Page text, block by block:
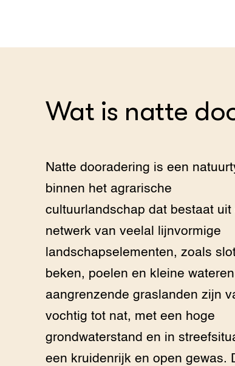
Wat is natte
Natte dooradering is een
binnen het agrarische
cultuurlandschap dat bestaat uit
netwerk van veelal lijnvormige
landschapselementen, zoals
beken, poelen en kleine
aangrenzende graslanden zijn
vochtig tot nat, met een hoge
grondwaterstand en in
een kruidenrijk en open gewas.